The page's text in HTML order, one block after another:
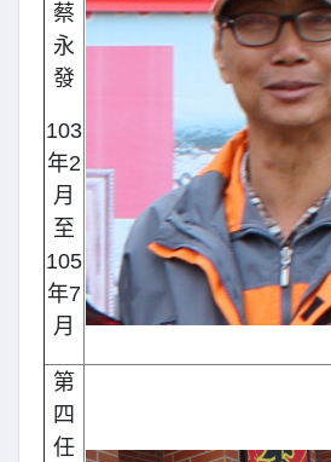
蔡
永
發
103
年2
月
至
105
年7
月
第
四
任